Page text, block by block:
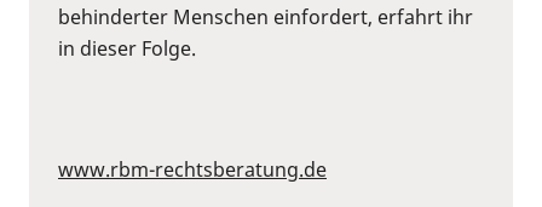
behinderter Menschen einfordert, erfahrt ihr
in dieser Folge.
www.rbm-rechtsberatung.de